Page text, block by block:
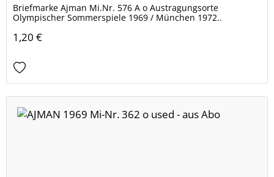
Briefmarke Ajman Mi.Nr. 576 A o Austragungsorte
Olympischer Sommerspiele 1969 / München 1972..
1,20 €